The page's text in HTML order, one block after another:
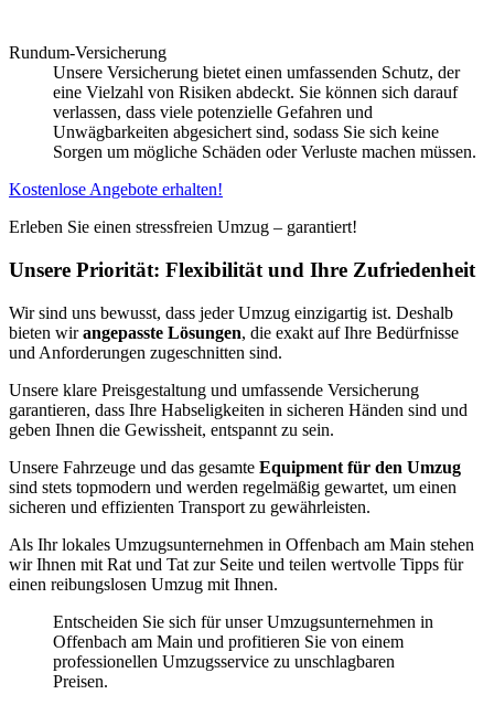
Rundum-Versicherung
Unsere Versicherung bietet einen umfassenden Schutz, der
eine Vielzahl von Risiken abdeckt. Sie können sich darauf
verlassen, dass viele potenzielle Gefahren und
Unwägbarkeiten abgesichert sind, sodass Sie sich keine
Sorgen um mögliche Schäden oder Verluste machen müssen.
Kostenlose Angebote erhalten!
Erleben Sie einen stressfreien Umzug – garantiert!
Unsere Priorität: Flexibilität und Ihre Zufriedenheit
Wir sind uns bewusst, dass jeder Umzug einzigartig ist. Deshalb
bieten wirangepasste Lösungen, die exakt auf Ihre Bedürfnisse
und Anforderungen zugeschnitten sind.
Unsere klare Preisgestaltung und umfassende Versicherung
garantieren, dass Ihre Habseligkeiten in sicheren Händen sind und
geben Ihnen die Gewissheit, entspannt zu sein.
Unsere Fahrzeuge und das gesamte Equipment für den Umzug
sind stets topmodern und werden regelmäßig gewartet, um einen
sicheren und effizienten Transport zu gewährleisten.
Als Ihr lokales Umzugsunternehmen in Offenbach am Main stehen
wir Ihnen mit Rat und Tat zur Seite und teilen wertvolle Tipps für
einen reibungslosen Umzug mit Ihnen.
Entscheiden Sie sich für unser Umzugsunternehmen in
Offenbach am Main und profitieren Sie von einem
professionellen Umzugsservice zu unschlagbaren
Preisen.